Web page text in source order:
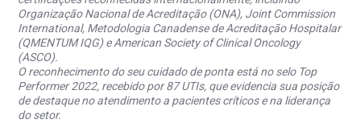
Organização Nacional de Acreditação (ONA), Joint Commission
International, Metodologia Canadense de Acreditação Hospitalar
(QMENTUM IQG) e American Society of Clinical Oncology
(ASCO).
O reconhecimento do seu cuidado de ponta está no selo Top
Performer 2022, recebido por 87 UTIs, que evidencia sua posição
de destaque no atendimento a pacientes críticos e na liderança
do setor.